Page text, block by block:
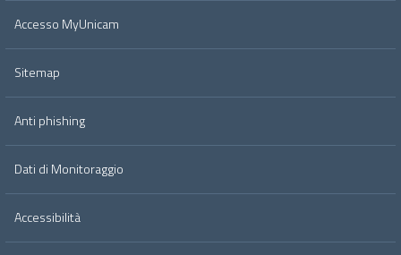
Accesso MyUnicam
Sitemap
Anti phishing
Dati di Monitoraggio
Accessibilità